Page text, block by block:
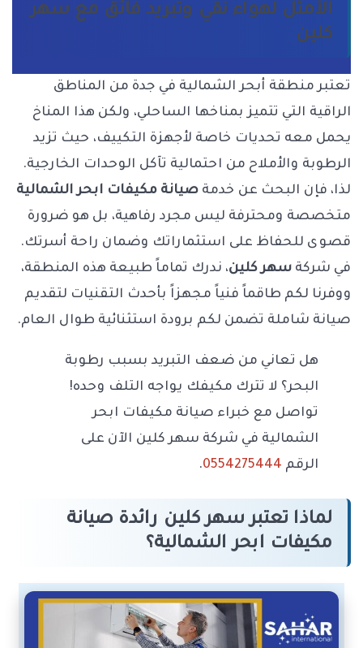
الأمثل لهواء نقي وتبريد فائق مع سهر
كلين
تعتبر منطقة أبحر الشمالية في جدة من المناطق
الراقية التي تتميز بمناخها الساحلي، ولكن هذا المناخ
يحمل معه تحديات خاصة لأجهزة التكييف، حيث تزيد
الرطوبة والأملاح من احتمالية تآكل الوحدات الخارجية.
لذا، فإن البحث عن خدمة صيانة مكيفات ابحر الشمالية
متخصصة ومحترفة ليس مجرد رفاهية، بل هو ضرورة
قصوى للحفاظ على استثماراتك وضمان راحة أسرتك.
في شركة سهر كلين، ندرك تماماً طبيعة هذه المنطقة،
ووفرنا لكم طاقماً فنياً مجهزاً بأحدث التقنيات لتقديم
صيانة شاملة تضمن لكم برودة استثنائية طوال العام.
هل تعاني من ضعف التبريد بسبب رطوبة
البحر؟ لا تترك مكيفك يواجه التلف وحده!
تواصل مع خبراء صيانة مكيفات ابحر
الشمالية في شركة سهر كلين الآن على
الرقم 0554275444
.
لماذا تعتبر سهر كلين رائدة صيانة
مكيفات ابحر الشمالية؟